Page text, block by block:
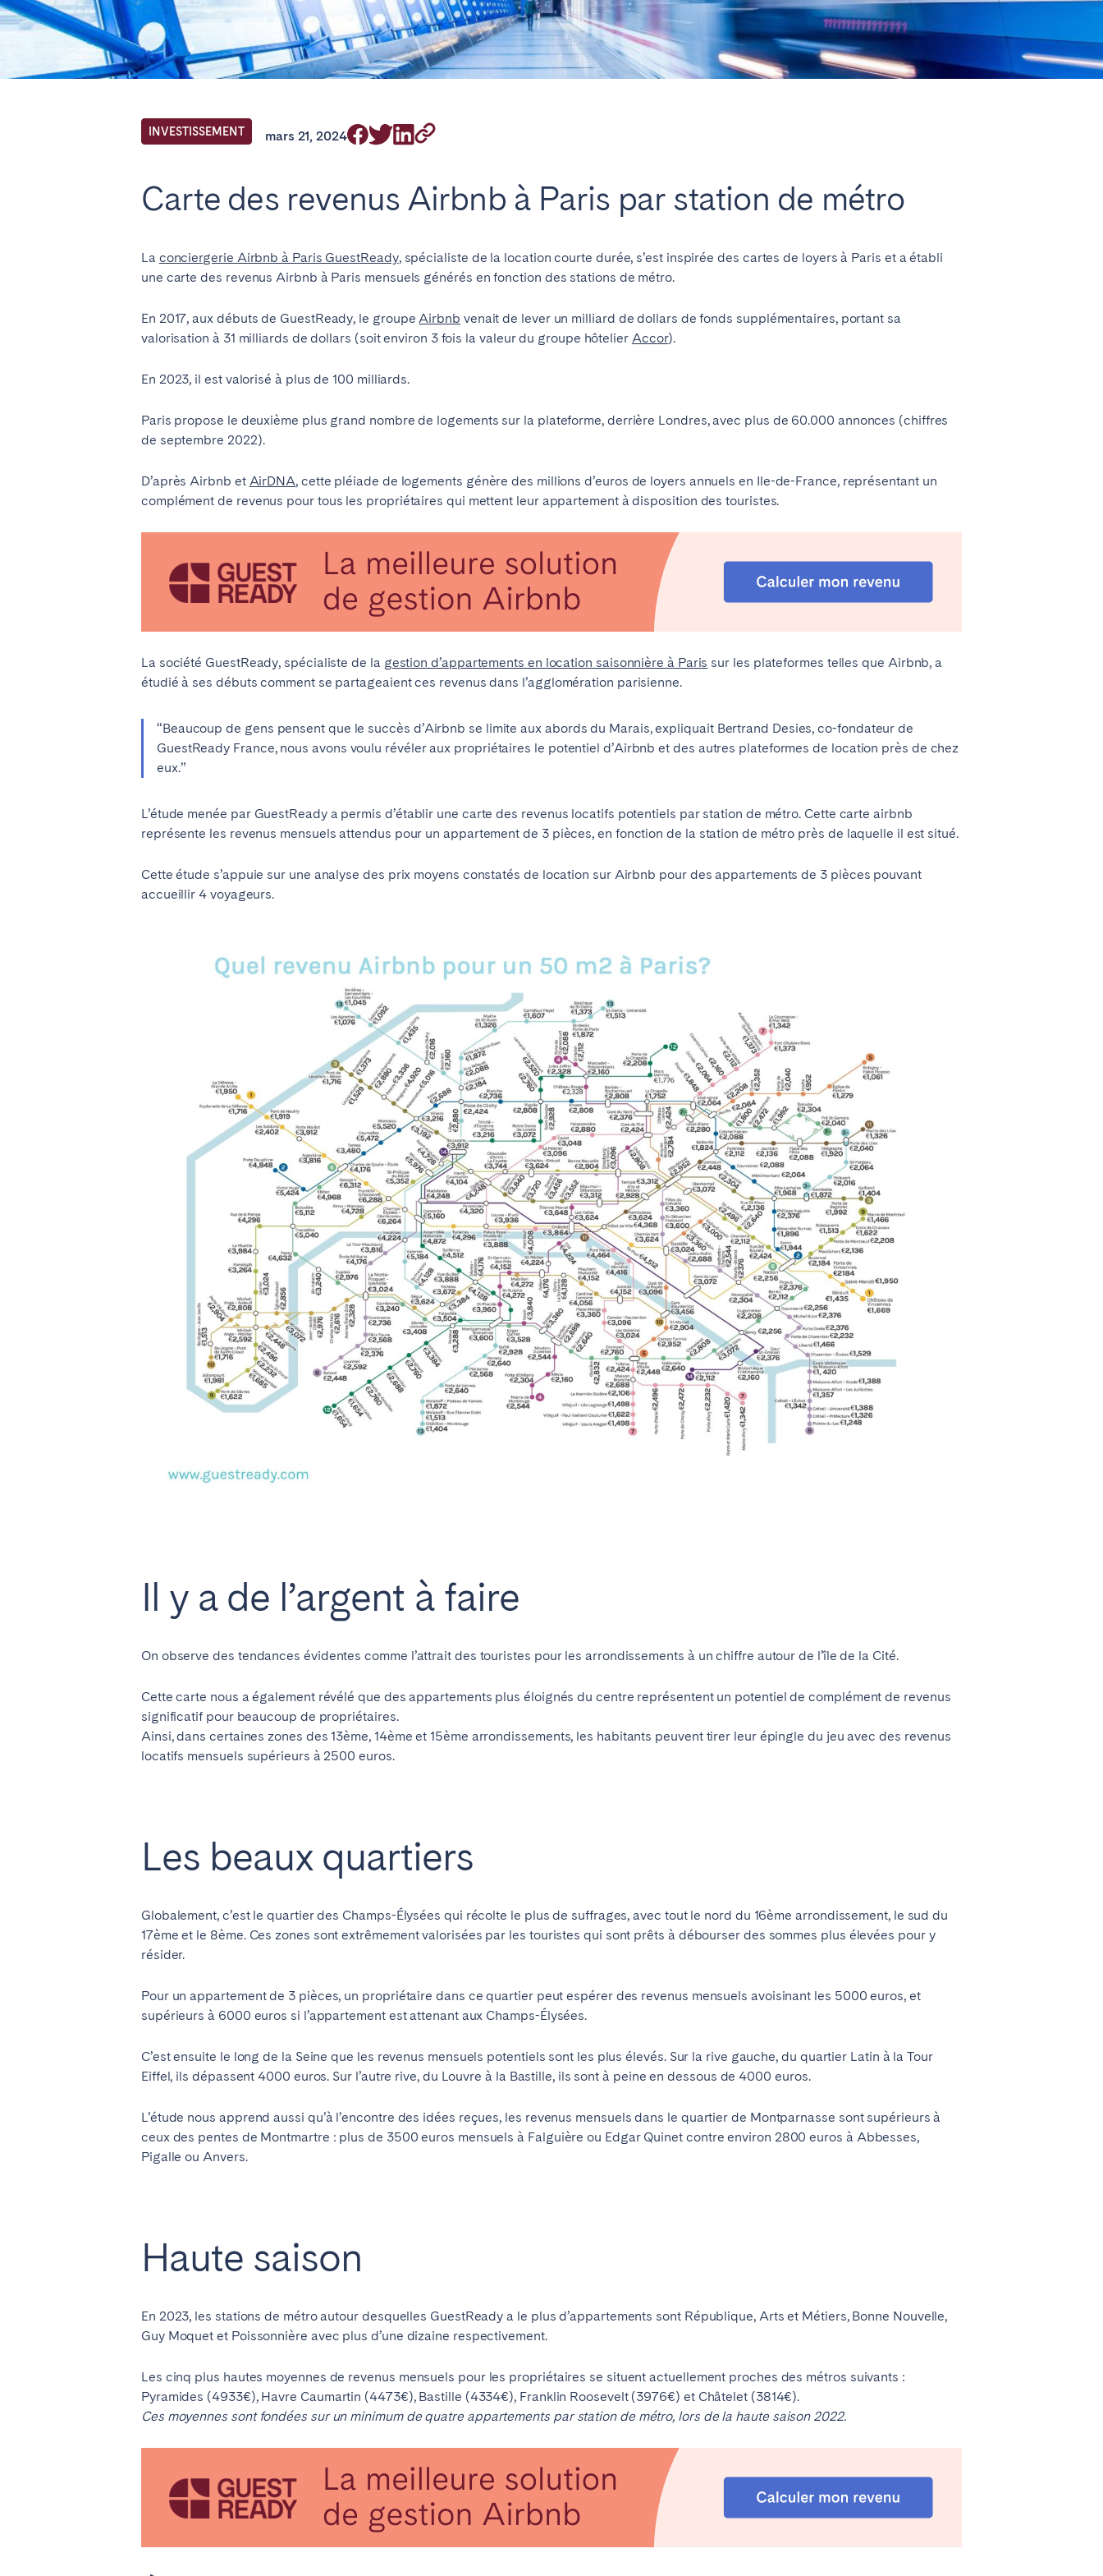
INVESTISSEMENT mars 21, 2024
Carte des revenus Airbnb à Paris par station de métro
La conciergerie Airbnb à Paris GuestReady, spécialiste de la location courte durée, s’est inspirée des cartes de loyers à Paris et a établi
une carte des revenus Airbnb à Paris mensuels générés en fonction des stations de métro.
En 2017, aux débuts de GuestReady, le groupeAirbnb venait de lever un milliard de dollars de fonds supplémentaires, portant sa
valorisation à 31 milliards de dollars (soit environ 3 fois la valeur du groupe hôtelier Accor).
En 2023, il est valorisé à plus de 100 milliards.
Paris propose le deuxième plus grand nombre de logements sur la plateforme, derrière Londres, avec plus de 60.000 annonces (chiffres
de septembre 2022).
D’après Airbnb et AirDNA, cette pléiade de logements génère des millions d’euros de loyers annuels en Ile-de-France, représentant un
complément de revenus pour tous les propriétaires qui mettent leur appartement à disposition des touristes.
La société GuestReady, spécialiste de la gestion d’appartements en location saisonnière à Paris sur les plateformes telles que Airbnb, a
étudié à ses débuts comment se partageaient ces revenus dans l’agglomération parisienne.
“Beaucoup de gens pensent que le succès d’Airbnb se limite aux abords du Marais, expliquait Bertrand Desies, co-fondateur de
GuestReady France, nous avons voulu révéler aux propriétaires le potentiel d’Airbnb et des autres plateformes de location près de chez
eux.”
L’étude menée par GuestReady a permis d’établir une carte des revenus locatifs potentiels par station de métro. Cette carte airbnb
représente les revenus mensuels attendus pour un appartement de 3 pièces, en fonction de la station de métro près de laquelle il est situé.
Cette étude s’appuie sur une analyse des prix moyens constatés de location sur Airbnb pour des appartements de 3 pièces pouvant
accueillir 4 voyageurs.
Il y a de l’argent à faire
On observe des tendances évidentes comme l’attrait des touristes pour les arrondissements à un chiffre autour de l’île de la Cité.
Cette carte nous a également révélé que des appartements plus éloignés du centre représentent un potentiel de complément de revenus
significatif pour beaucoup de propriétaires.
Ainsi, dans certaines zones des 13ème, 14ème et 15ème arrondissements, les habitants peuvent tirer leur épingle du jeu avec des revenus
locatifs mensuels supérieurs à 2500 euros.
Les beaux quartiers
Globalement, c’est le quartier des Champs-Élysées qui récolte le plus de suffrages, avec tout le nord du 16ème arrondissement, le sud du
17ème et le 8ème. Ces zones sont extrêmement valorisées par les touristes qui sont prêts à débourser des sommes plus élevées pour y
résider.
Pour un appartement de 3 pièces, un propriétaire dans ce quartier peut espérer des revenus mensuels avoisinant les 5000 euros, et
supérieurs à 6000 euros si l’appartement est attenant aux Champs-Élysées.
C’est ensuite le long de la Seine que les revenus mensuels potentiels sont les plus élevés. Sur la rive gauche, du quartier Latin à la Tour
Eiffel, ils dépassent 4000 euros. Sur l’autre rive, du Louvre à la Bastille, ils sont à peine en dessous de 4000 euros.
L’étude nous apprend aussi qu’à l’encontre des idées reçues, les revenus mensuels dans le quartier de Montparnasse sont supérieurs à
ceux des pentes de Montmartre : plus de 3500 euros mensuels à Falguière ou Edgar Quinet contre environ 2800 euros à Abbesses,
Pigalle ou Anvers.
Haute saison
En 2023, les stations de métro autour desquelles GuestReady a le plus d’appartements sont République, Arts et Métiers, Bonne Nouvelle,
Guy Moquet et Poissonnière avec plus d’une dizaine respectivement.
Les cinq plus hautes moyennes de revenus mensuels pour les propriétaires se situent actuellement proches des métros suivants :
Pyramides (4933€), Havre Caumartin (4473€), Bastille (4334€), Franklin Roosevelt (3976€) et Châtelet (3814€).
Ces moyennes sont fondées sur un minimum de quatre appartements par station de métro, lors de la haute saison 2022.
Trouvez votre emplacement
Fermer
Londres
BILBAO
ÉMIRATS ARABES UNIS
Dubaï
Barcelone
FRANCE
PORTUGAL
Aveiro Beja Braga Coimbra
Évora
Leiria
Lisbonne Madère Porto
Setúbal
Tomar
ROYAUME-UNI
Vous ne trouvez pas votre ville? Contactez-nous
Choisir la langue Fermer
Português